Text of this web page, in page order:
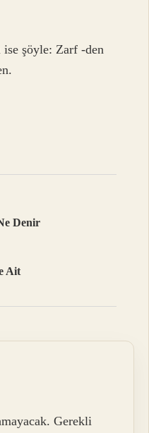
ise şöyle: Zarf -den
Denir
Ait
Gerekli